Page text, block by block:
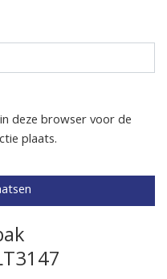
deze browser voor de
plaats.